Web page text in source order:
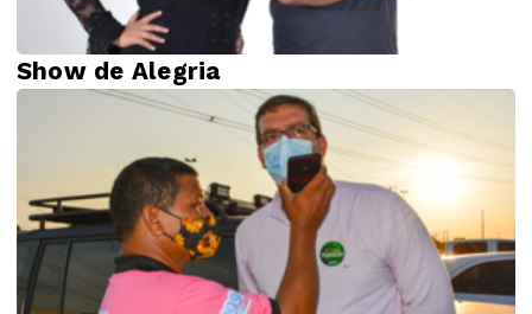
Show de Alegria